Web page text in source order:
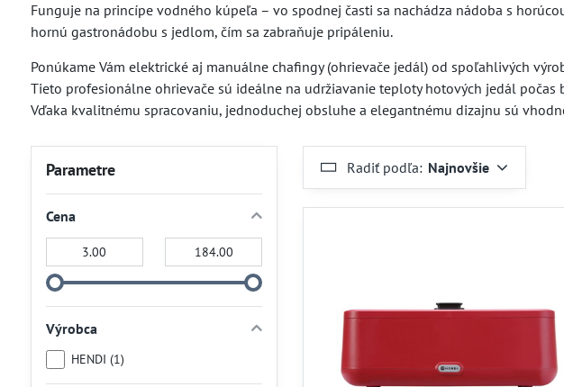
Funguje na princípe vodného kúpeľa – vo spodnej časti sa nachádza nádoba s
hornú gastronádobu s jedlom, čím sa zabraňuje pripáleniu.
Ponúkame Vám elektrické aj manuálne chafingy (ohrievače jedál) od spoľahlivých
Tieto profesionálne ohrievače sú ideálne na udržiavanie teploty hotových jedál
Vďaka kvalitnému spracovaniu, jednoduchej obsluhe a elegantnému dizajnu sú
Radiť podľa: Najnovšie
Parametre
Cena
Výrobca
HENDI (1)